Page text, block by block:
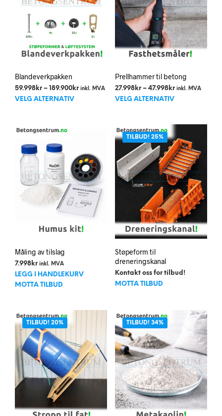
på
Blandeverkpakken
59.998 kr – 189.900 krPrisområde:
inkl. MVA
VELG ALTERNATIV
Dette
flere
varianter.
Alternativene
kan
velges
Prellhammer til betong
27.998kr – 47.998krPrisområde:
27.998kr
inkl. MVA
VELG ALTERNATIV
Måling av tilslag
7.998 kr inkl. MVA
LEGG I HANDLEKURV
MOTTA TILBUD
TILBUD! 25%
Støpeform til
dreneringskanal
Kontakt oss for tilbud!
MOTTA TILBUD
TILBUD! 20% TILBUD! 34%